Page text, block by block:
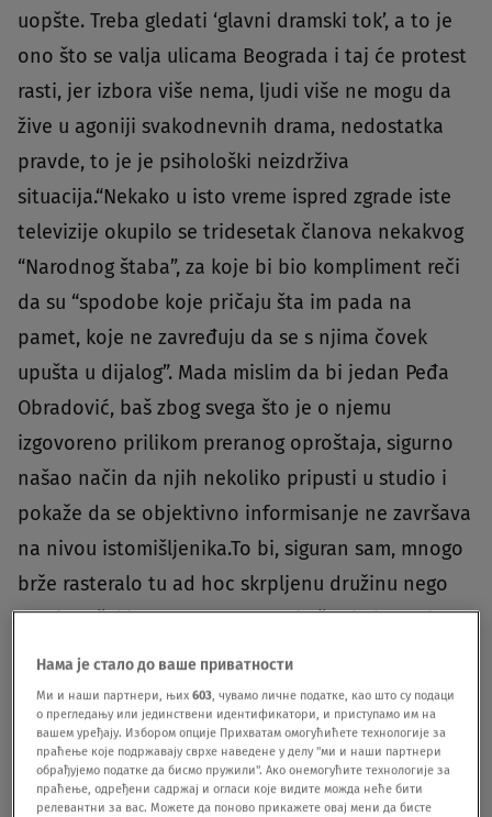
uopšte. Treba gledati ‘glavni dramski tok’, a to je
ono što se valja ulicama Beograda i taj će protest
rasti, jer izbora više nema, ljudi više ne mogu da
žive u agoniji svakodnevnih drama, nedostatka
pravde, to je je psihološki neizdrživa
situacija.“Nekako u isto vreme ispred zgrade iste
televizije okupilo se tridesetak članova nekakvog
“Narodnog štaba”, za koje bi bio kompliment reči
da su “spodobe koje pričaju šta im pada na
pamet, koje ne zavređuju da se s njima čovek
upušta u dijalog”. Mada mislim da bi jedan Peđa
Obradović, baš zbog svega što je o njemu
izgovoreno prilikom preranog oproštaja, sigurno
našao način da njih nekoliko pripusti u studio i
pokaže da se objektivno informisanje ne završava
na nivou istomišljenika.To bi, siguran sam, mnogo
brže rasteralo tu ad hoc skrpljenu družinu nego
sasvim očekivano prenemaganje što je izostala
odgovarajuća akcija uredno pozvane policije. Nije,
u krajnjoj liniji, ni njima lako ovih dana na
ulicama Beograda, jer ih najčešće šalju tamo gde
ne treba, što se videlo i preksinoć na
Autokomandi, gde je neki drugi “štab narodnog
Нама је стало до ваше приватности
Ми и наши партнери, њих603, чувамо личне податке, као што су подаци
о прегледању или јединствени идентификатори, и приступамо им на
вашем уређају. Избором опције Прихватам омогућићете технологије за
праћење које подржавају сврхе наведене у делу "ми и наши партнери
обрађујемо податке да бисмо пружили". Ако онемогућите технологије за
праћење, одређени садржај и огласи које видите можда неће бити
релевантни за вас. Можете да поново прикажете овај мени да бисте